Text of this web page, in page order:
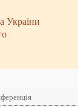
України